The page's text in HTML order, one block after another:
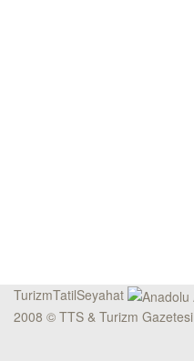
TurizmTatilSeyahat
2008 © TTS & Turizm Gazetesi